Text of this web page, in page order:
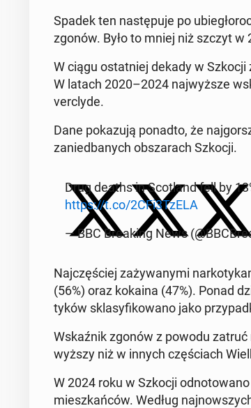
Spadek ten na­stę­pu­je po
zgonów. Było to mniej niż szczyt w
W ciągu ostat­niej dekady w
W latach 2020–2024 naj­wyż­sze
verc­ly­de.
Dane po­ka­zu­ją ponadto, że
za­nie­dba­nych ob­sza­rach Szkocji.
Drug deaths in Sco­tland fell by
https://t.co/2CFi3TzELA
— BBC Bre­aking News
Naj­czę­ściej za­ży­wa­ny­mi
(56%) oraz kokaina (47%). Ponad
ty­ków skla­sy­fi­ko­wa­no jako
Wskaź­nik zgonów z powodu
wyższy niż w innych czę­ściach
W 2024 roku w Szkocji
miesz­kań­ców. Według